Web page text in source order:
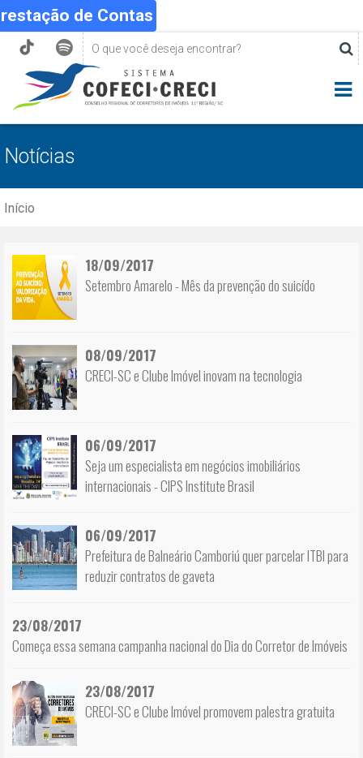
de Contas
Notícias
Início
18/09/2017
Setembro Amarelo - Mês da prevenção do suicído
08/09/2017
CRECI-SC e Clube Imóvel inovam na tecnologia
06/09/2017
Seja um especialista em negócios imobiliários
internacionais - CIPS Institute Brasil
06/09/2017
Prefeitura de Balneário Camboriú quer parcelar ITBI para
reduzir contratos de gaveta
23/08/2017
Começa essa semana campanha nacional do Dia do Corretor de Imóveis
23/08/2017
CRECI-SC e Clube Imóvel promovem palestra gratuita